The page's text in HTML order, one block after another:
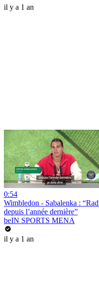
il y a 1 an
0:54
Wimbledon - Sabalenka :
depuis l’année dernière”
beIN SPORTS MENA
il y a 1 an